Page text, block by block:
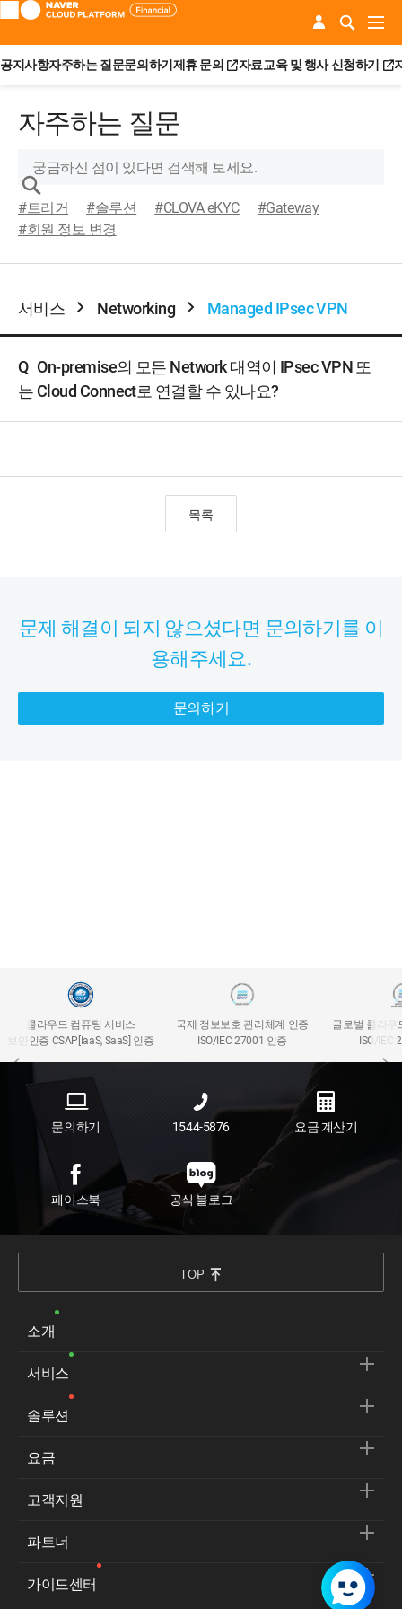
공지사항자주하는 질문문의하기 제휴 문의 자료교육 및 행사 신청하기
자주하는 질문
#트리거 #솔루션 #CLOVA eKYC
#Gateway
#회원 정보 변경
서비스 Networking Managed IPsec VPN
Q On-premise의 모든 Network 대역이 IPsec VPN 또
는 Cloud Connect로 연결할 수 있나요?
목록
문제 해결이 되지 않으셨다면 문의하기를 이
용해주세요.
문의하기
클라우드 컴퓨팅 서비스
보안인증 CSAP[IaaS, SaaS] 인증
국제 정보보호 관리체계 인증
ISO/IEC 27001 인증
글로벌 클라우
ISO/IEC
문의하기 1544-5876 요금 계산기
페이스북 공식 블로그
TOP
소개
서비스
솔루션
요금
고객지원
파트너
가이드센터